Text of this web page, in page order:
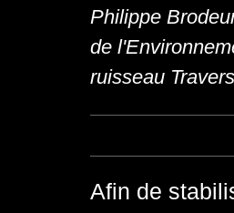
Philippe
de
ruisseau
Afin de